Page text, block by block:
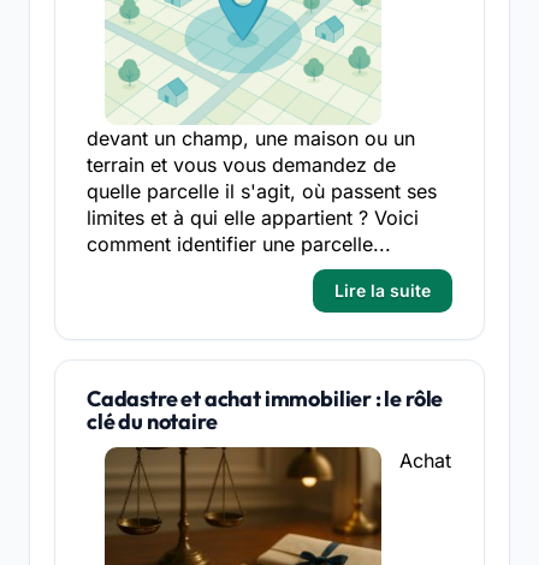
devant un champ, une maison ou un
terrain et vous vous demandez de
quelle parcelle il s'agit, où passent ses
limites et à qui elle appartient ? Voici
comment identifier une parcelle...
Lire la suite
Cadastre et achat immobilier : le rôle
clé du notaire
Achat